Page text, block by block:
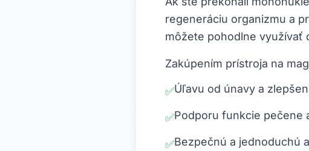
regeneráciu organizmu a
môžete pohodlne využívať
Zakúpením prístroja na
✅Úľavu od únavy a
✅Podporu funkcie pečene
✅Bezpečnú a jednoduchú